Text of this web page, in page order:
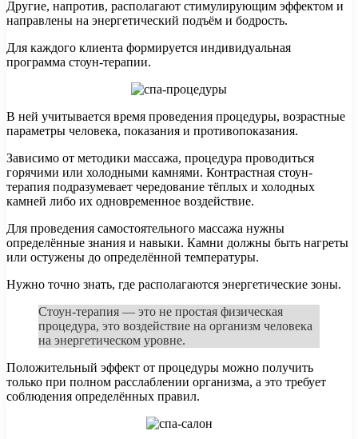
Другие, напротив, располагают стимулирующим эффектом и
направлены на энергетический подъём и бодрость.
Для каждого клиента формируется индивидуальная
программа стоун-терапии.
В ней учитывается время проведения процедуры, возрастные
параметры человека, показания и противопоказания.
Зависимо от методики массажа, процедура проводиться
горячими или холодными камнями. Контрастная стоун-
терапия подразумевает чередование тёплых и холодных
камней либо их одновременное воздействие.
Для проведения самостоятельного массажа нужны
определённые знания и навыки. Камни должны быть нагреты
или остужены до определённой температуры.
Нужно точно знать, где располагаются энергетические зоны.
Стоун-терапия — это не простая физическая
процедура, это воздействие на организм человека
на энергетическом уровне.
Положительный эффект от процедуры можно получить
только при полном расслаблении организма, а это требует
соблюдения определённых правил.